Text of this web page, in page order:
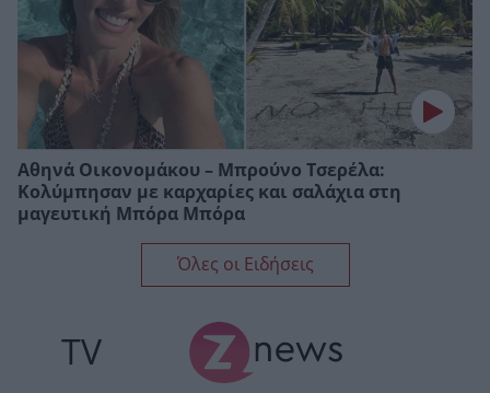
Αθηνά Οικονομάκου – Μπρούνο Τσερέλα:
Κολύμπησαν με καρχαρίες και σαλάχια στη
μαγευτική Μπόρα Μπόρα
Όλες οι Ειδήσεις
TV